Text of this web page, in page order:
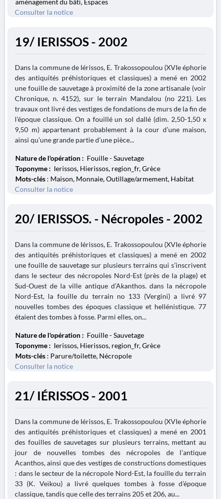
aménagement du bâti, Espaces
Consulter la notice
19/ IERISSOS - 2002
Dans la commune de Iérissos, E. Trakossopoulou (XVIe éphorie
des antiquités préhistoriques et classiques) a mené en 2002
une fouille de sauvetage à proximité de la zone artisanale (voir
Chronique, n. 4152), sur le terrain Mandalou (no 221). Les
travaux ont livré des vestiges de fondations de murs de la fin de
l’époque classique. On a fouillé un sol dallé (dim. 2,50-1,50 x
9,50 m) appartenant probablement à la cour d’une maison,
ainsi qu’une grande partie d’une pièce...
Nature de l'opération : Fouille - Sauvetage
Toponyme : Ierissos, Hierissos, region_fr, Grèce
Mots-clés : Maison, Monnaie, Outillage/armement, Habitat
Consulter la notice
20/ IERISSOS. - Nécropoles - 2002
Dans la commune de Iérissos, E. Trakossopoulou (XVIe éphorie
des antiquités préhistoriques et classiques) a mené en 2002
une fouille de sauvetage sur plusieurs terrains qui s’inscrivent
dans le secteur des nécropoles Nord-Est (près de la plage) et
Sud-Ouest de la ville antique d’Akanthos. dans la nécropole
Nord-Est, la fouille du terrain no 133 (Vergini) a livré 97
nouvelles tombes des époques classique et hellénistique. 77
étaient des tombes à fosse. Parmi elles, on...
Nature de l'opération : Fouille - Sauvetage
Toponyme : Ierissos, Hierissos, region_fr, Grèce
Mots-clés : Parure/toilette, Nécropole
Consulter la notice
21/ IÉRISSOS - 2001
Dans la commune de Iérissos, E. Trakossopoulou (XVIe éphorie
des antiquités préhistoriques et classiques) a mené en 2001
des fouilles de sauvetages sur plusieurs terrains, mettant au
jour de nouvelles tombes des nécropoles de l’antique
Acanthos, ainsi que des vestiges de constructions domestiques
: dans le secteur de la nécropole Nord-Est, la fouille du terrain
33 (K. Veïkou) a livré quelques tombes à fosse d’époque
classique, tandis que celle des terrains 205 et 206, au...